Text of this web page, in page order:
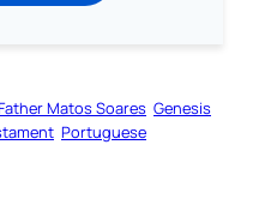
Matos Soares Genesis
Portuguese